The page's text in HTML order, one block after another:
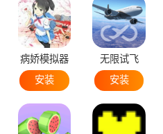
病娇模拟器
安装
无限试飞
安装